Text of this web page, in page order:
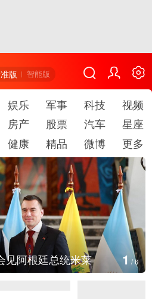
版 智能版
娱乐 军事 科技
视频
房产 股票 汽车
星座
健康 精品 微博 更多
见阿根廷总统米莱 1/6